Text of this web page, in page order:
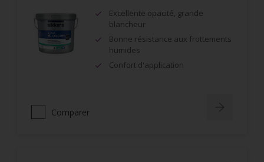
Excellente opacité, grande
blancheur
Bonne résistance aux frottements
humides
Confort d'application
Comparer